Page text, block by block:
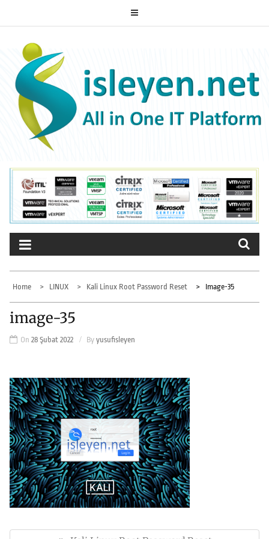
to
ISLEYEN.NET
All-in-One IT Platform
Home LINUX Kali Linux Root Password Reset Image-35
image-35
On 28 Şubat 2022 By yusufisleyen